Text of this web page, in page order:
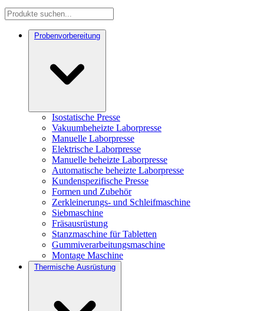
Probenvorbereitung
Isostatische Presse
Vakuumbeheizte Laborpresse
Manuelle Laborpresse
Elektrische Laborpresse
Manuelle beheizte Laborpresse
Automatische beheizte Laborpresse
Kundenspezifische Presse
Formen und Zubehör
Zerkleinerungs- und Schleifmaschine
Siebmaschine
Fräsausrüstung
Stanzmaschine für Tabletten
Gummiverarbeitungsmaschine
Montage Maschine
Thermische Ausrüstung